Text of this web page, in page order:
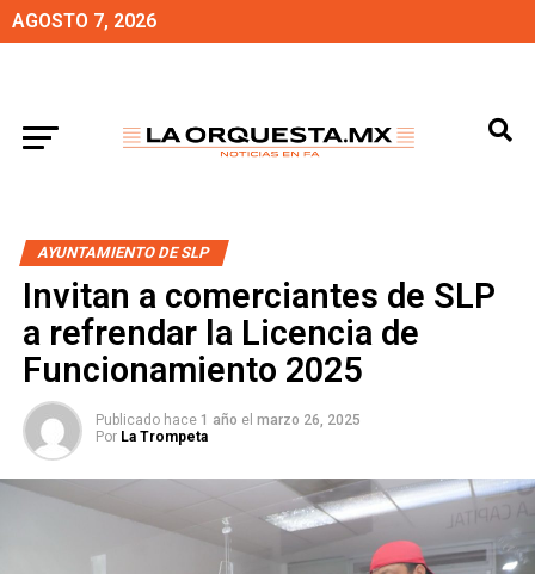
AGOSTO 7, 2026
AYUNTAMIENTO DE SLP
Invitan a comerciantes de SLP
a refrendar la Licencia de
Funcionamiento 2025
Publicado hace 1 año el marzo 26, 2025
Por La Trompeta